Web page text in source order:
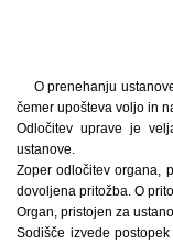
O prenehanju
čemer upošteva voljo in
Odločitev uprave je
ustanove.
Zoper odločitev organa,
dovoljena pritožba. O
Organ, pristojen za
Sodišče izvede